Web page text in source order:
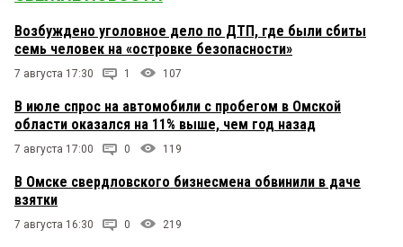
Возбуждено уголовное дело по ДТП, где были сбиты
семь человек на «островке безопасности»
7 августа 17:30 1 107
В июле спрос на автомобили с пробегом в Омской
области оказался на 11% выше, чем год назад
7 августа 17:00 0 119
В Омске свердловского бизнесмена обвинили в даче
взятки
7 августа 16:30 0 219